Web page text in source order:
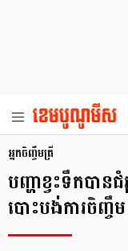
អ្នកចិញ្ចឹមត្រី
បញ្ហាខ្វះទឹកបា
បោះបង់ការចិញ្ចឹ